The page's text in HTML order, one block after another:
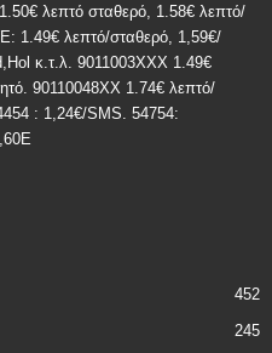
λεπτό σταθερό, 1.58€ λεπτό/
1.49€ λεπτό/σταθερό, 1,59€/
κ.τ.λ. 9011003XXX 1.49€
90110048XX 1.74€ λεπτό/
: 1,24€/SMS. 54754:
452
245